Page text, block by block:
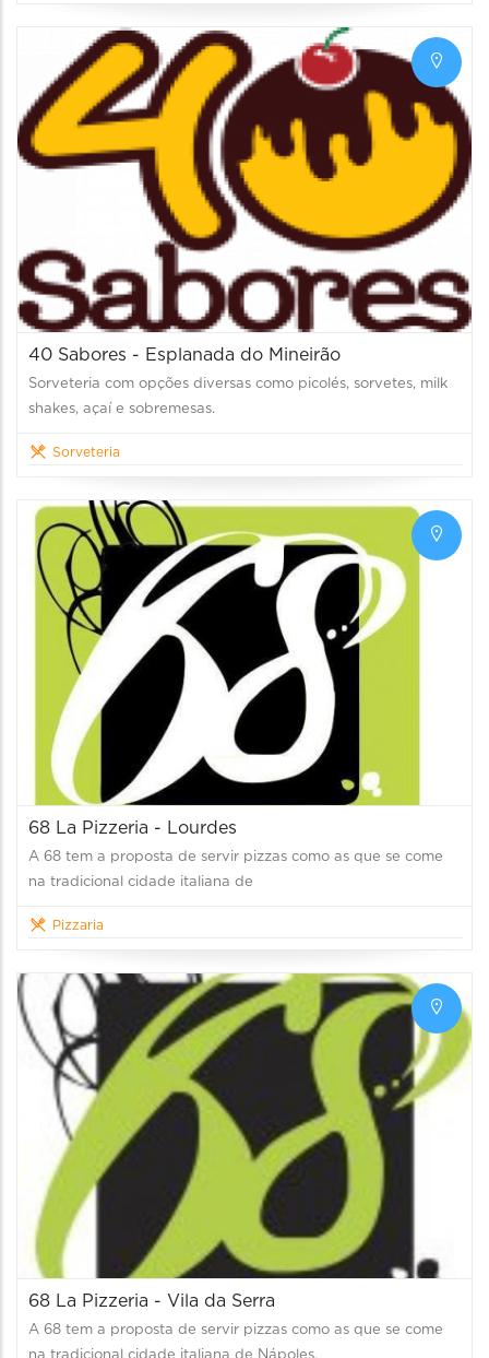
40 Sabores - Esplanada do Mineirão
Sorveteria com opções diversas como picolés, sorvetes, milk
shakes, açaí e sobremesas.
Sorveteria
68 La Pizzeria - Lourdes
A 68 tem a proposta de servir pizzas como as que se come
na tradicional cidade italiana de
Pizzaria
68 La Pizzeria - Vila da Serra
A 68 tem a proposta de servir pizzas como as que se come
na tradicional cidade italiana de Nápoles.